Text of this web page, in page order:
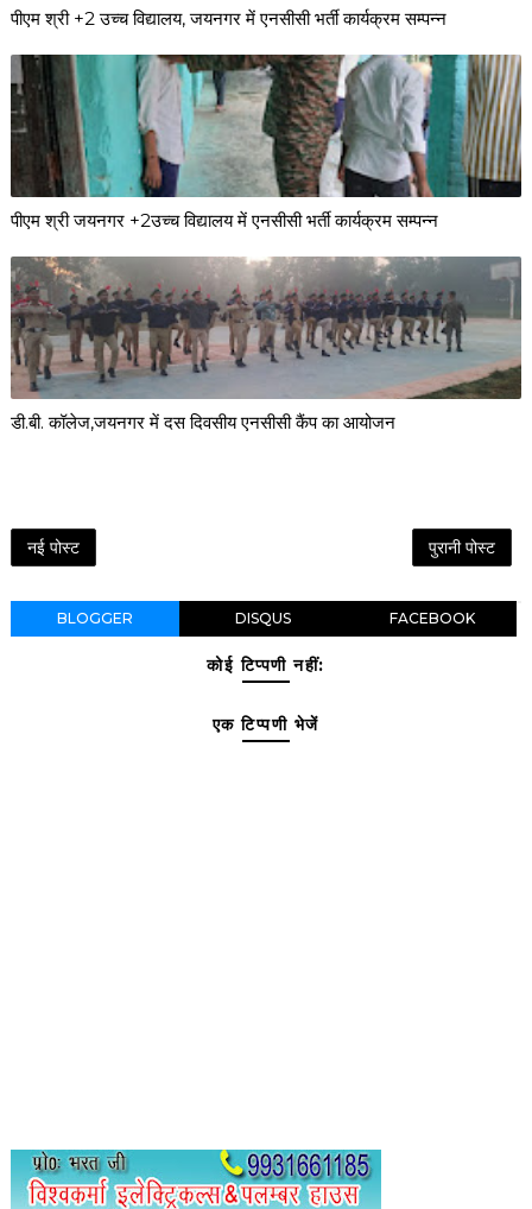
पीएम श्री +2 उच्च विद्यालय, जयनगर में एनसीसी भर्ती कार्यक्रम सम्पन्न
पीएम श्री जयनगर +2उच्च विद्यालय में एनसीसी भर्ती कार्यक्रम सम्पन्न
डी.बी. कॉलेज,जयनगर में दस दिवसीय एनसीसी कैंप का आयोजन
नई पोस्ट पुरानी पोस्ट
BLOGGER DISQUS FACEBOOK
कोई टिप्पणी नहीं:
एक टिप्पणी भेजें